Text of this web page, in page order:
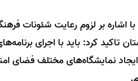
با اشاره بر لزوم رعایت شئونات
تاکید کرد: باید با اجرای
نمایشگاه‌های مختلف فضای